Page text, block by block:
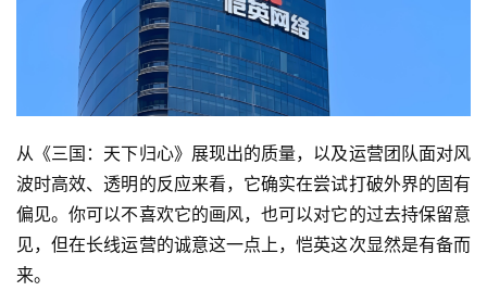
从《三国：天下归心》展现出的质量，以及运营团队面对风
波时高效、透明的反应来看，它确实在尝试打破外界的固有
偏见。你可以不喜欢它的画风，也可以对它的过去持保留意
见，但在长线运营的诚意这一点上，恺英这次显然是有备而
来。